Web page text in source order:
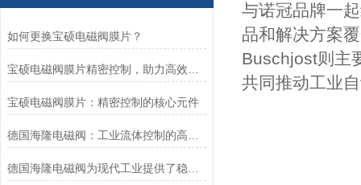
如何更换宝硕电磁阀膜片？
宝硕电磁阀膜片：精密控制的核心元件
与诺冠品牌一
品和解决方案
Buschjost则主
共同推动工业